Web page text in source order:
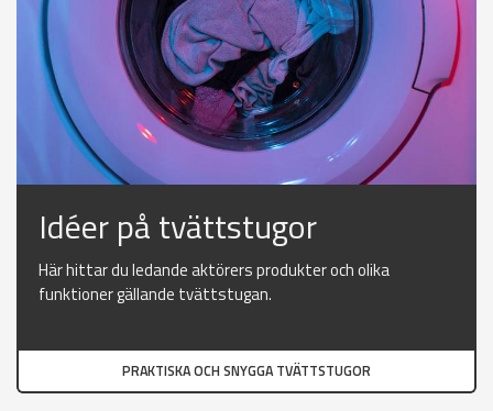
Idéer på tvättstugor
Här hittar du ledande aktörers produkter och olika
funktioner gällande tvättstugan.
PRAKTISKA OCH SNYGGA TVÄTTSTUGOR